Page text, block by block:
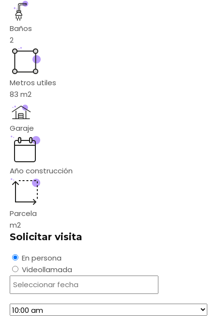
Baños
2
Metros utiles
83 m2
Garaje
Año construcción
Parcela
m2
Solicitar visita
En persona
Videollamada